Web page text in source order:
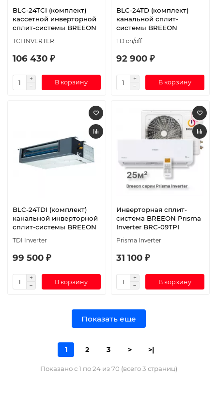
BLC-24TCI (комплект)
кассетной инверторной
сплит-системы BREEON
TCI INVERTER
106 430 ₽
В корзину
BLC-24TD (комплект)
канальной сплит-
системы BREEON
TD on/off
92 900 ₽
В корзину
BLC-24TDI (комплект)
канальной инверторной
сплит-системы BREEON
TDI Inverter
99 500 ₽
В корзину
Инверторная сплит-
система BREEON Prisma
Inverter BRC-09TPI
Prisma Inverter
31 100 ₽
В корзину
Показать еще
1 2 3 > >|
Показано с 1 по 24 из 70 (всего 3 страниц)